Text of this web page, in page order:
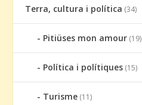
Terra, cultura i política (34)
Pitiüses mon amour (19)
Política i polítiques (15)
Turisme (11)